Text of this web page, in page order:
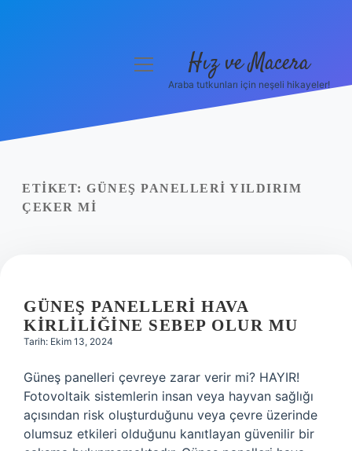
Yasal Uyarı
menüyü
Hız ve Macera
Araba tutkunları için neşeli hikayeler!
ETIKET: GÜNEŞ PANELLERI YILDIRIM
ÇEKER MI
GÜNEŞ PANELLERI HAVA
KIRLILIĞINE SEBEP OLUR MU
Tarih: Ekim 13, 2024
Güneş panelleri çevreye zarar verir mi? HAYIR!
Fotovoltaik sistemlerin insan veya hayvan sağlığı
açısından risk oluşturduğunu veya çevre üzerinde
olumsuz etkileri olduğunu kanıtlayan güvenilir bir